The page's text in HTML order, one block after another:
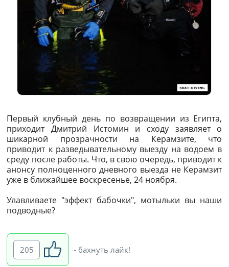
Первый клубный день по возвращении из Египта,
приходит Дмитрий Истомин и сходу заявляет о
шикарной прозрачности на Керамзите, что
приводит к разведывательному выезду на водоем в
среду после работы. Что, в свою очередь, приводит к
анонсу полноценного дневного выезда не Керамзит
уже в ближайшее воскресенье, 24 ноября.
Улавливаете "эффект бабочки", мотыльки вы наши
подводные?
205 - бахнуть лайк!